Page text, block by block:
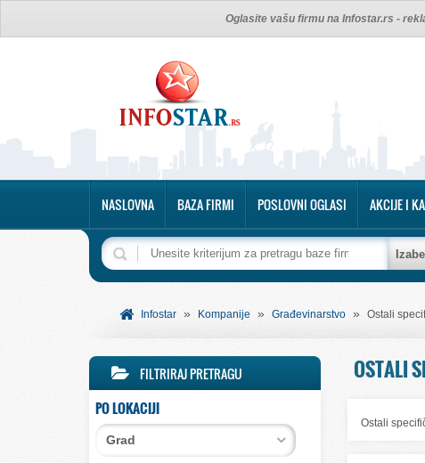
Oglasite vašu firmu na Infostar.rs -
NASLOVNA BAZA FIRMI POSLOVNI OGLASI AKCIJE I
Infostar » Kompanije » Građevinarstvo » Ostali
FILTRIRAJ PRETRAGU
PO LOKACIJI
Grad
OSTALI
Ostali